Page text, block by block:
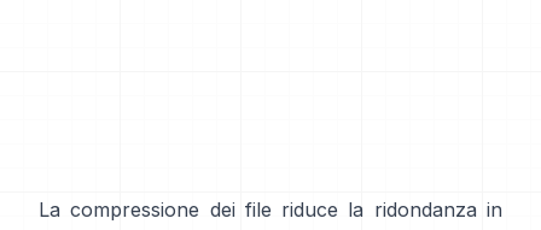
La compressione dei file riduce la ridondanza in